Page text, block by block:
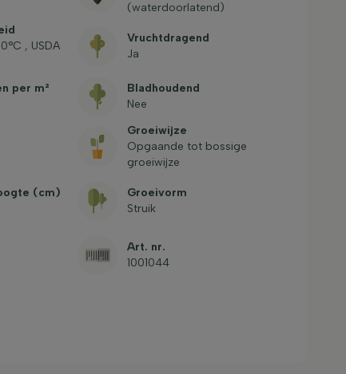
(waterdoorlatend)
, USDA
Vruchtdragend
Ja
per m²
Bladhoudend
Nee
Groeiwijze
Opgaande tot bossige
groeiwijze
(cm)
Groeivorm
Struik
Art. nr.
1001044